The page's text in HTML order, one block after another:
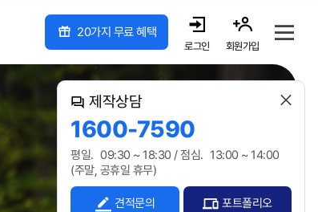
20가지 무료 혜택
로그인 회원가입
제작상담
1600-7590
평일. 09:30 ~ 18:30 / 점심. 13:00 ~ 14:00
(주말, 공휴일 휴무)
견적문의 포트폴리오